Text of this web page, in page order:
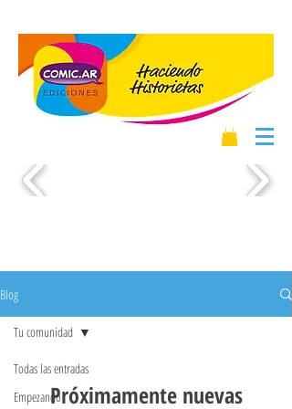
Blog
Todas las entradas
Empezando
Tu comunidad
Próximamente nuevas